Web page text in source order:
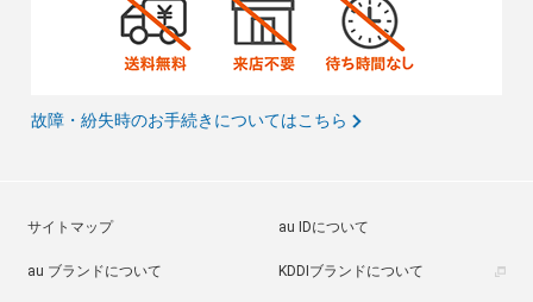
故障・紛失時のお手続きについてはこちら
サイトマップ au IDについて
au ブランドについて KDDIブランドについて